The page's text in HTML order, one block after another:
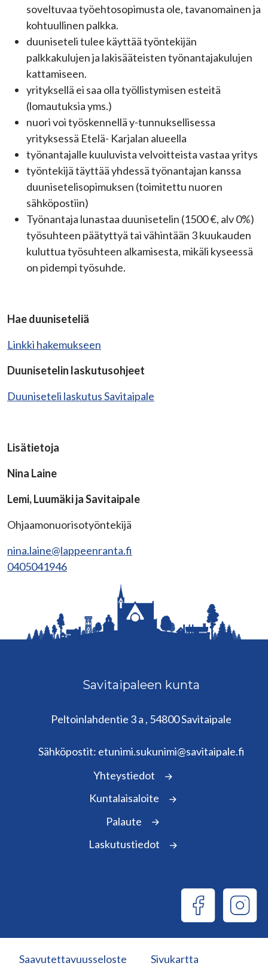
soveltuvaa työehtosopimusta ole, tavanomainen ja
kohtuullinen palkka.
duuniseteli tulee käyttää työntekijän
palkkakulujen ja lakisääteisten työnantajakulujen
kattamiseen.
yrityksellä ei saa olla työllistymisen esteitä
(lomautuksia yms.)
nuori voi työskennellä y-tunnuksellisessa
yrityksessä Etelä- Karjalan alueella
työnantajalle kuuluvista velvoitteista vastaa yritys
työntekijä täyttää yhdessä työnantajan kanssa
duunisetelisopimuksen (toimitettu nuoren
sähköpostiin)
Työnantaja lunastaa duunisetelin (1500 €, alv 0%)
työsuhteen päätyttyä tai vähintään 3 kuukauden
kuluttua työsuhteen alkamisesta, mikäli kyseessä
on pidempi työsuhde.
Hae duuniseteliä
Linkki hakemukseen
Duunisetelin laskutusohjeet
Duuniseteli laskutus Savitaipale
Lisätietoja
Nina Laine
Lemi, Luumäki ja Savitaipale
Ohjaamonuorisotyöntekijä
nina.laine@lappeenranta.fi
0405041946
Savitaipaleen kunta
Peltoinlahdentie 3 a , 54800 Savitaipale
Sähköpostit: etunimi.sukunimi@savitaipale.fi
Yhteystiedot
Kuntalaisaloite
Palaute
Laskutustiedot
Saavutettavuusseloste
Sivukartta